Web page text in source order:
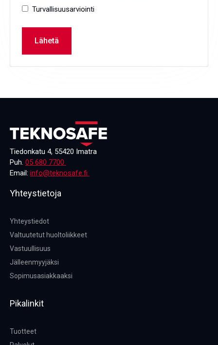
Turvallisuusarviointi
Tiedonkatu 4, 55420 Imatra
Puh. 05 680 7700
Email: info@teknosafe.fi
Yhteystietoja
Yhteystiedot
Valtuutetut huoltoliikkeet
Vastuullisuus
Jälleenmyyjäksi
Sopimusasiakkaaksi
Pikalinkit
Tuotteet